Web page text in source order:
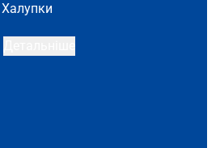
Халупки